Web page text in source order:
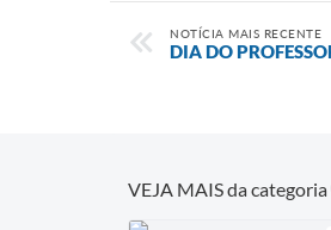
NOTÍCIA MAIS RECENTE
DIA DO
VEJA MAIS da categoria